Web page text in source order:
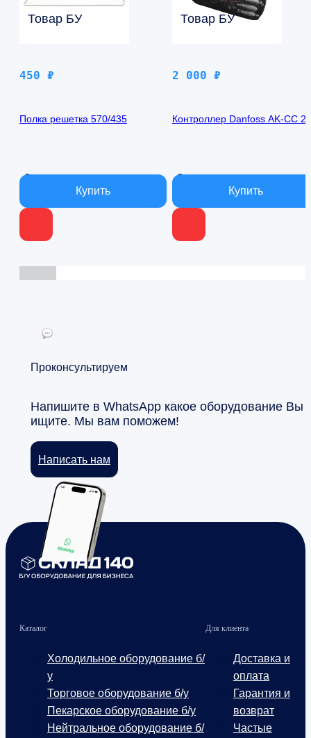
Товар БУ
450 ₽
Полка решетка 570/435
В наличии
Товар БУ
2 000 ₽
Контроллер Danfoss AK-CC
В наличии
Проконсультируем
Напишите в WhatsApp какое оборудование Вы
ищите. Мы вам поможем!
Написать нам
Каталог
Холодильное оборудование б/
у
Торговое оборудование б/у
Пекарское оборудование б/у
Нейтральное оборудование б/
Для клиента
Доставка и
оплата
Гарантия и
возврат
Частые